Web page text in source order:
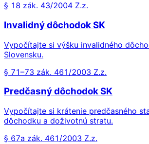
§ 18 zák. 43/2004 Z.z.
Invalidný dôchodok SK
Vypočítajte si výšku invalidného
Slovensku.
§ 71–73 zák. 461/2003 Z.z.
Predčasný dôchodok SK
Vypočítajte si krátenie predčasného
dôchodku a doživotnú stratu.
§ 67a zák. 461/2003 Z.z.